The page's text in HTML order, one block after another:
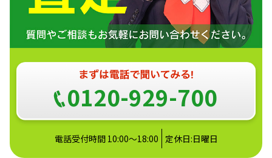
0120-929-700
電話受付時間 10:00～18:00 定休日:日曜日